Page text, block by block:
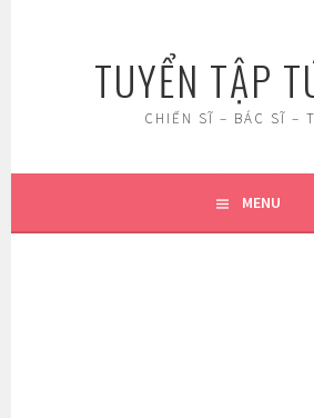
TUYỂN TẬP
CHIẾN SĨ – BÁC SĨ –
MENU